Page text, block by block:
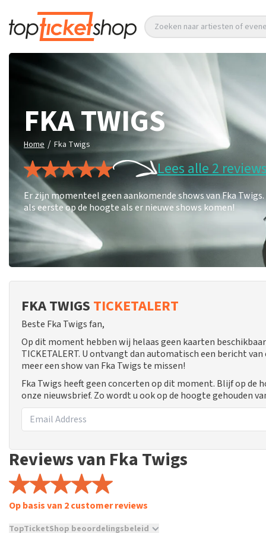
Zoeken naar artiesten of
FKA TWIGS
Home / Fka Twigs
Lees alle 2 reviews
Er zijn momenteel geen aankomende shows van Fka
als eerste op de hoogte als er nieuwe shows komen!
FKA TWIGS TICKETALERT
Beste Fka Twigs fan,
Op dit moment hebben wij helaas geen kaarten
TICKETALERT. U ontvangt dan automatisch een bericht
meer een show van Fka Twigs te missen!
Fka Twigs heeft geen concerten op dit moment. Blijf op de
onze nieuwsbrief. Zo wordt u ook op de hoogte gehouden
Reviews van Fka Twigs
Op basis van 2 customer reviews
TopTicketShop beoordelingsbeleid